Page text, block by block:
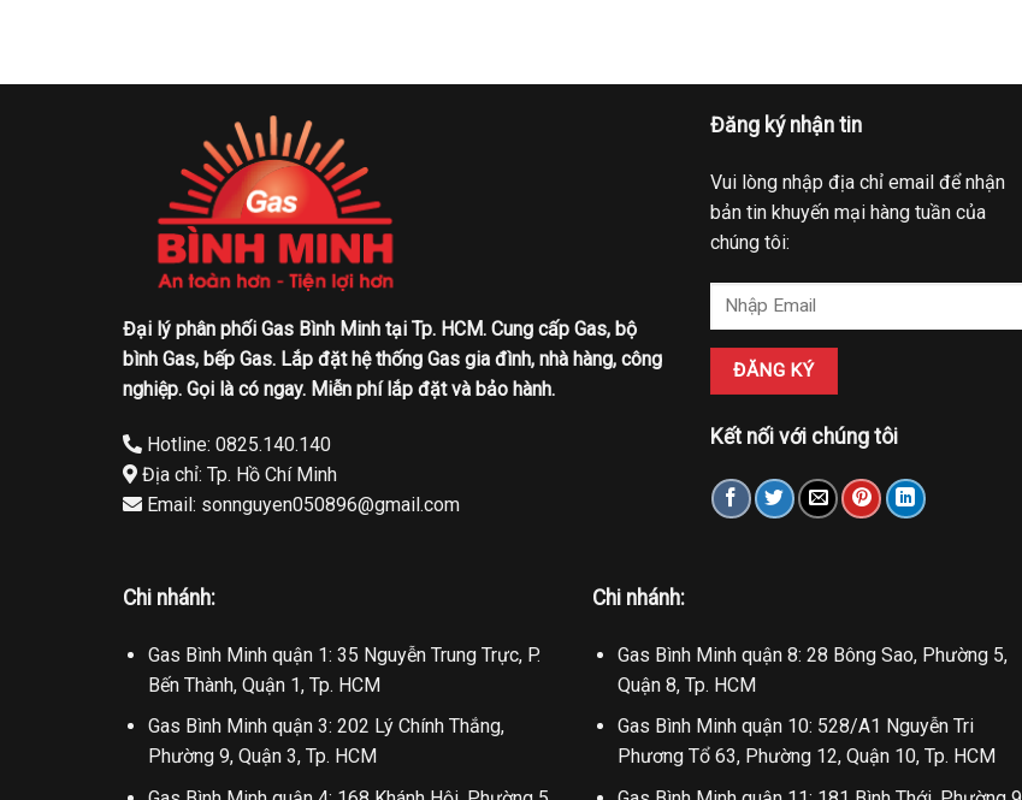
Đại lý phân phối Gas Bình Minh tại Tp. HCM. Cung cấp Gas, bộ
bình Gas, bếp Gas. Lắp đặt hệ thống Gas gia đình, nhà hàng, công
nghiệp. Gọi là có ngay. Miễn phí lắp đặt và bảo hành.
Hotline: 0825.140.140
Địa chỉ: Tp. Hồ Chí Minh
Email: sonnguyen050896@gmail.com
Đăng ký nhận tin
Vui lòng nhập địa chỉ email để nhận
bản tin khuyến mại hàng tuần của
chúng tôi:
Kết nối với chúng tôi
Chi nhánh:
Gas Bình Minh quận 1: 35 Nguyễn Trung Trực, P.
Bến Thành, Quận 1, Tp. HCM
Gas Bình Minh quận 3: 202 Lý Chính Thắng,
Phường 9, Quận 3, Tp. HCM
Chi nhánh:
Gas Bình Minh quận 8: 28 Bông Sao, Phường 5,
Quận 8, Tp. HCM
Gas Bình Minh quận 10: 528/A1 Nguyễn Tri
Phương Tổ 63, Phường 12, Quận 10, Tp. HCM